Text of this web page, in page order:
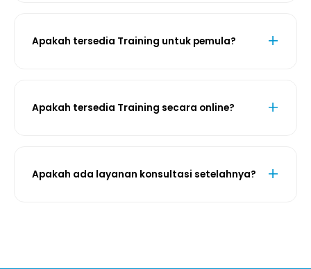
Apakah tersedia Training untuk pemula?
Apakah tersedia Training secara online?
Apakah ada layanan konsultasi setelahnya?